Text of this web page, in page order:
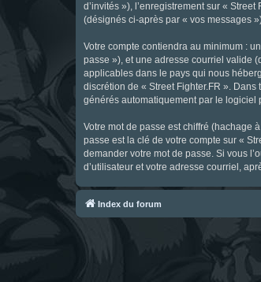
d’invités »), l’enregistrement sur «
(désignés ci-après par « vos messages
Votre compte contiendra au minimum :
passe »), et une adresse courriel valide
applicables dans le pays qui nous
discrétion de « Street Fighter.FR ».
générés automatiquement par le logiciel
Votre mot de passe est chiffré (hachage
passe est la clé de votre compte sur «
demander votre mot de passe. Si vous
d’utilisateur et votre adresse courriel,
Index du forum